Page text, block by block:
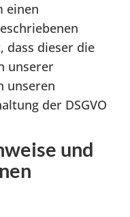
einen
dass dieser die
unserer
unseren
der DSGVO
und